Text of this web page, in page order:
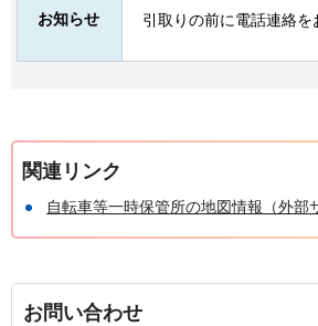
お知らせ 引取りの前に電話連絡を
関連リンク
自転車等一時保管所の地図情報（外部
お問い合わせ